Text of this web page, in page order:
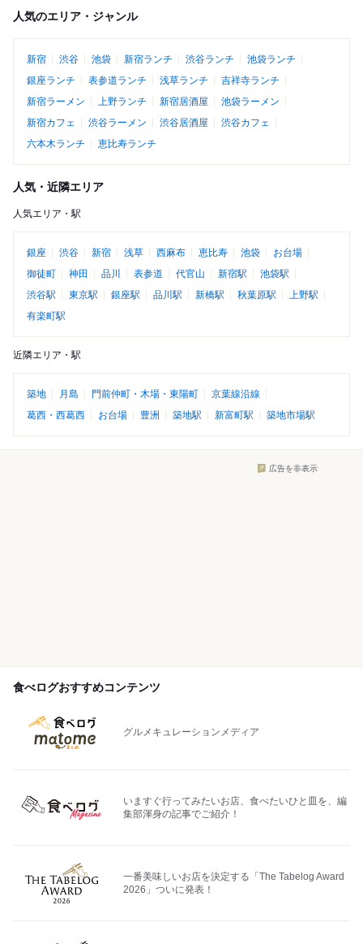
人気のエリア・ジャンル
新宿 渋谷 池袋 新宿ランチ 渋谷ランチ
池袋ランチ
銀座ランチ
表参道ランチ 浅草ランチ
吉祥寺ランチ
新宿ラーメン
上野ランチ 新宿居酒屋
池袋ラーメン
新宿カフェ
渋谷ラーメン 渋谷居酒屋
渋谷カフェ
六本木ランチ
恵比寿ランチ
人気・近隣エリア
人気エリア・駅
銀座 渋谷 新宿 浅草 西麻布 恵比寿 池袋
お台場
御徒町
神田 品川 表参道 代官山 新宿駅
池袋駅
渋谷駅
東京駅 銀座駅 品川駅 新橋駅 秋葉原駅
上野駅
有楽町駅
近隣エリア・駅
築地 月島 門前仲町・木場・東陽町
京葉線沿線
葛西・西葛西
お台場 豊洲 築地駅 新富町駅 築地市場駅
広告を非表示
食べログおすすめコンテンツ
グルメキュレーションメディア
いますぐ行ってみたいお店、食べたいひと皿を、編
集部渾身の記事でご紹介！
一番美味しいお店を決定する「The Tabelog Award
2026」ついに発表！